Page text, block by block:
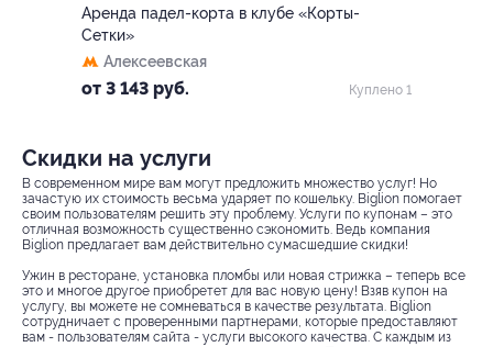
Аренда падел-корта в клубе «Корты-
Сетки»
Алексеевская
от 3 143 руб. Куплено 1
Скидки на услуги
В современном мире вам могут предложить множество услуг! Но
зачастую их стоимость весьма ударяет по кошельку. Biglion помогает
своим пользователям решить эту проблему. Услуги по купонам – это
отличная возможность существенно сэкономить. Ведь компания
Biglion предлагает вам действительно сумасшедшие скидки!
Ужин в ресторане, установка пломбы или новая стрижка – теперь все
это и многое другое приобретет для вас новую цену! Взяв купон на
услугу, вы можете не сомневаться в качестве результата. Biglion
сотрудничает с проверенными партнерами, которые предоставляют
вам - пользователям сайта - услуги высокого качества. С каждым из